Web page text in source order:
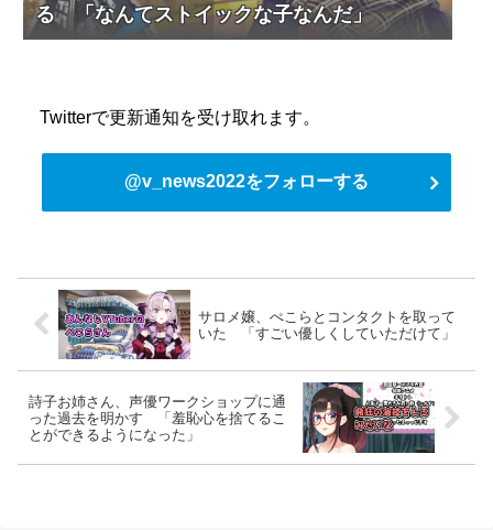
る 「なんてストイックな子なんだ」
Twitterで更新通知を受け取れます。
@v_news2022をフォローする
サロメ嬢、ぺこらとコンタクトを取って
いた 「すごい優しくしていただけて」
詩子お姉さん、声優ワークショップに通
った過去を明かす 「羞恥心を捨てるこ
とができるようになった」